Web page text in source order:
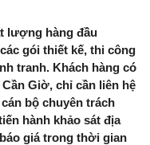
lượng hàng đầu
gói thiết kế, thi công
tranh. Khách hàng có
Giờ, chỉ cần liên hệ
bộ chuyên trách
hành khảo sát địa
giá trong thời gian